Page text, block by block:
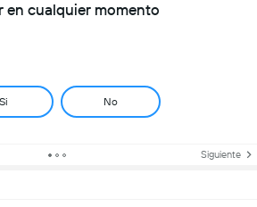
en cualquier momento
Si No
Siguiente